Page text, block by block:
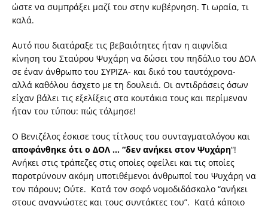
ώστε να συμπράξει μαζί του στην κυβέρνηση. Τι ωραία, τι
καλά.
Αυτό που διατάραξε τις βεβαιότητες ήταν η αιφνίδια
κίνηση του Σταύρου Ψυχάρη να δώσει του πηδάλιο του ΔΟΛ
σε έναν άνθρωπο του ΣΥΡΙΖΑ- και δικό του ταυτόχρονα-
αλλά καθόλου άσχετο με τη δουλειά. Οι αντιδράσεις όσων
είχαν βάλει τις εξελίξεις στα κουτάκια τους και περίμεναν
ήταν του τύπου: πώς τόλμησε!
Ο Βενιζέλος έσκισε τους τίτλους του συνταγματολόγου και
αποφάνθηκε ότι ο ΔΟΛ … “δεν ανήκει στον Ψυχάρη“!
Ανήκει στις τράπεζες στις οποίες οφείλει και τις οποίες
παροτρύνουν ακόμη υποτιθέμενοι άνθρωποί του Ψυχάρη να
τον πάρουν; Ούτε. Κατά τον σοφό νομοδιδάσκαλο “ανήκει
στους αναγνώστες και τους συντάκτες του”. Κατά κάποιο